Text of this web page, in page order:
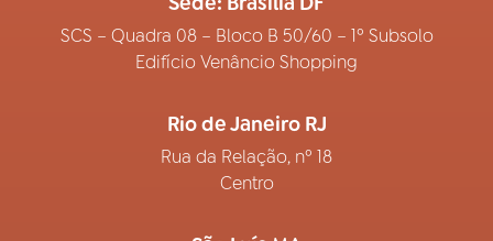
SCS – Quadra 08 – Bloco B 50/60 – 1º Subsolo
Edifício Venâncio Shopping
Rio de Janeiro RJ
Rua da Relação, nº 18
Centro